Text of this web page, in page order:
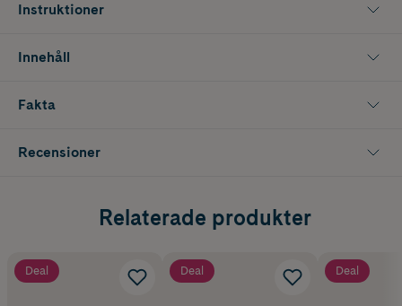
Instruktioner
Innehåll
Fakta
Recensioner
Relaterade produkter
Deal Deal Deal